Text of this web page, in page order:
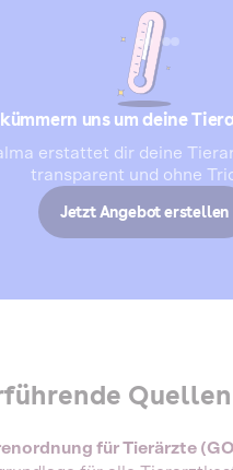
uns um deine
erstattet dir deine
transparent und ohne
Jetzt Angebot erstellen
Quellen
für Tierärzte